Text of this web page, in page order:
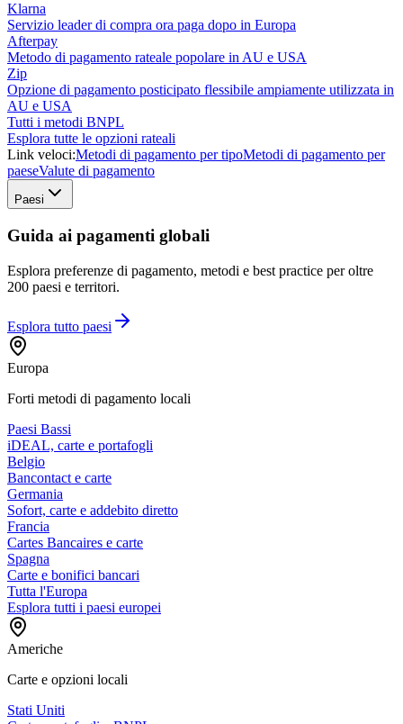
Klarna
Servizio leader di compra ora paga dopo in Europa
Afterpay
Metodo di pagamento rateale popolare in AU e USA
Zip
Opzione di pagamento posticipato flessibile ampiamente utilizzata in
AU e USA
Tutti i metodi BNPL
Esplora tutte le opzioni rateali
Link veloci:Metodi di pagamento per tipoMetodi di pagamento per
paeseValute di pagamento
Paesi
Guida ai pagamenti globali
Esplora preferenze di pagamento, metodi e best practice per oltre
200 paesi e territori.
Esplora tutto paesi
Europa
Forti metodi di pagamento locali
Paesi Bassi
iDEAL, carte e portafogli
Belgio
Bancontact e carte
Germania
Sofort, carte e addebito diretto
Francia
Cartes Bancaires e carte
Spagna
Carte e bonifici bancari
Tutta l'Europa
Esplora tutti i paesi europei
Americhe
Carte e opzioni locali
Stati Uniti